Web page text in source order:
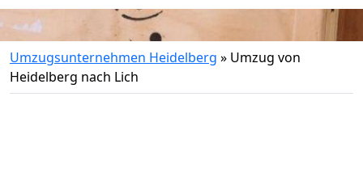
Umzugsunternehmen Heidelberg » Umzug von
Heidelberg nach Lich